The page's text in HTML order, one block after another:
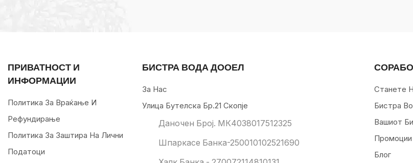
ПРИВАТНОСТ И
ИНФОРМАЦИИ
Политика За Враќање И
Рефундирање
Политика За Заштира На Лични
Податоци
БИСТРА ВОДА ДООЕЛ
За Нас
Улица Бутелска Бр.21 Скопје
Даночен Број. МК4038017512325
Шпаркасе Банка-250010102521690
Станете
Бистра
Вашиот
Промоции
Блог